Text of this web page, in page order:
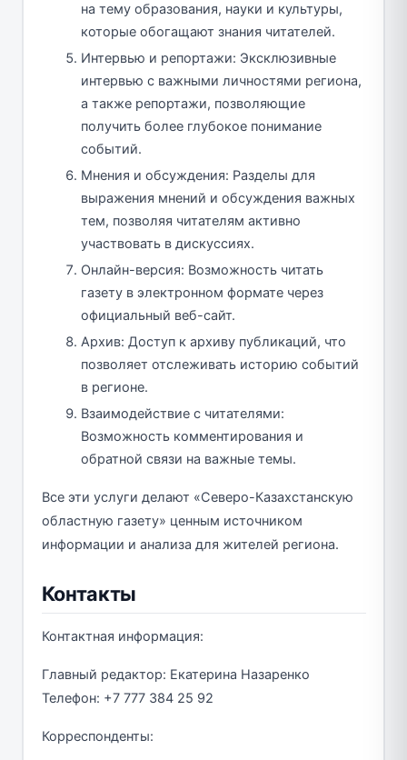
на тему образования, науки и культуры,
которые обогащают знания читателей.
Интервью и репортажи: Эксклюзивные
интервью с важными личностями региона,
а также репортажи, позволяющие
получить более глубокое понимание
событий.
Мнения и обсуждения: Разделы для
выражения мнений и обсуждения важных
тем, позволяя читателям активно
участвовать в дискуссиях.
Онлайн-версия: Возможность читать
газету в электронном формате через
официальный веб-сайт.
Архив: Доступ к архиву публикаций, что
позволяет отслеживать историю событий
в регионе.
Взаимодействие с читателями:
Возможность комментирования и
обратной связи на важные темы.
Все эти услуги делают «Северо-Казахстанскую
областную газету» ценным источником
информации и анализа для жителей региона.
Контакты
Контактная информация:
Главный редактор: Екатерина Назаренко
Телефон: +7 777 384 25 92
Корреспонденты: